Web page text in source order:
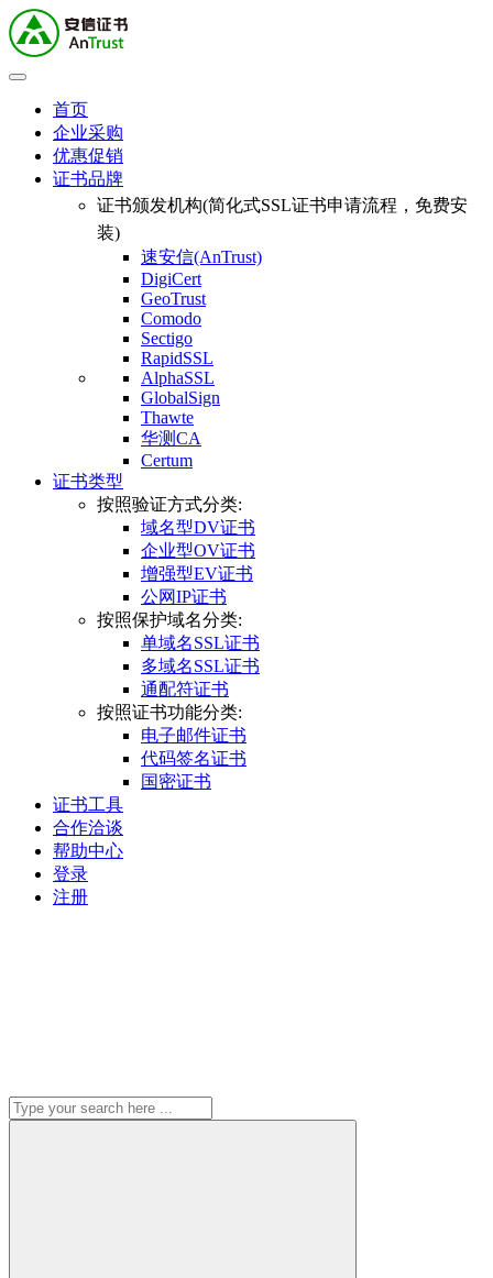
首页
企业采购
优惠促销
证书品牌
证书颁发机构(简化式SSL证书申请流程，免费安
装)
速安信(AnTrust)
DigiCert
GeoTrust
Comodo
Sectigo
RapidSSL
AlphaSSL
GlobalSign
Thawte
华测CA
Certum
证书类型
按照验证方式分类:
域名型DV证书
企业型OV证书
增强型EV证书
公网IP证书
按照保护域名分类:
单域名SSL证书
多域名SSL证书
通配符证书
按照证书功能分类:
电子邮件证书
代码签名证书
国密证书
证书工具
合作洽谈
帮助中心
登录
注册